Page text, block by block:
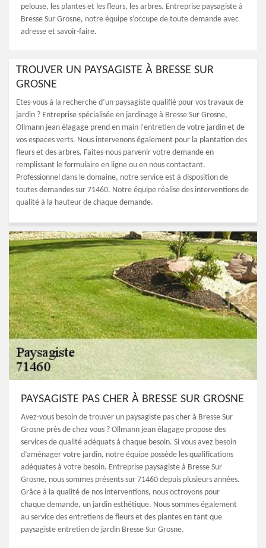
pelouse, les plantes et les fleurs, les arbres. Entreprise paysagiste à
Bresse Sur Grosne, notre équipe s’occupe de toute demande avec
adresse et savoir-faire.
TROUVER UN PAYSAGISTE À BRESSE SUR
GROSNE
Etes-vous à la recherche d’un paysagiste qualifié pour vos travaux de
jardin ? Entreprise spécialisée en jardinage à Bresse Sur Grosne,
Ollmann jean élagage prend en main l'entretien de votre jardin et de
vos espaces verts. Nous intervenons également pour la plantation des
fleurs et des arbres. Faites-nous parvenir votre demande en
remplissant le formulaire en ligne ou en nous contactant.
Professionnel dans le domaine, notre service est à disposition de
toutes demandes sur 71460. Notre équipe réalise des interventions de
qualité à la hauteur de chaque demande.
PAYSAGISTE PAS CHER À BRESSE SUR GROSNE
Avez-vous besoin de trouver un paysagiste pas cher à Bresse Sur
Grosne près de chez vous ? Ollmann jean élagage propose des
services de qualité adéquats à chaque besoin. Si vous avez besoin
d’aménager votre jardin, notre équipe possède les qualifications
adéquates à votre besoin. Entreprise paysagiste à Bresse Sur
Grosne, nous sommes présents sur 71460 depuis plusieurs années.
Grâce à la qualité de nos interventions, nous octroyons pour
chaque demande, un jardin esthétique. Nous sommes également
au service des entretiens de fleurs et des plantes en tant que
paysagiste entretien de jardin Bresse Sur Grosne.